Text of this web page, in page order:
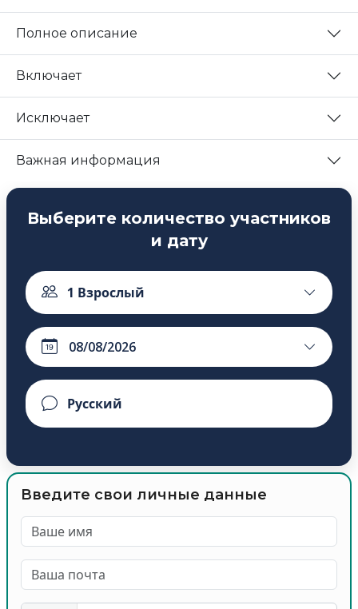
Полное описание
Включает
Исключает
Важная информация
Выберите количество участников
и дату
1 Взрослый
Введите свои личные данные